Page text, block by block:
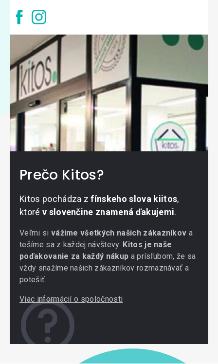
Prečo Kitos?
Kitos pochádza zfínskeho slova kiitos,
ktoré v slovenčine znamená ďakujemi.
Veľmi si vážime všetkých našich zákazníkov a
tešíme sa z každej návštevy. Kitos je naše
poďakovanie za každý nákup a prísľubom, že sa
vždy snažíme našich zákazníkov rozmaznávať a
potešiť.
Viac informácií o spoločnosti